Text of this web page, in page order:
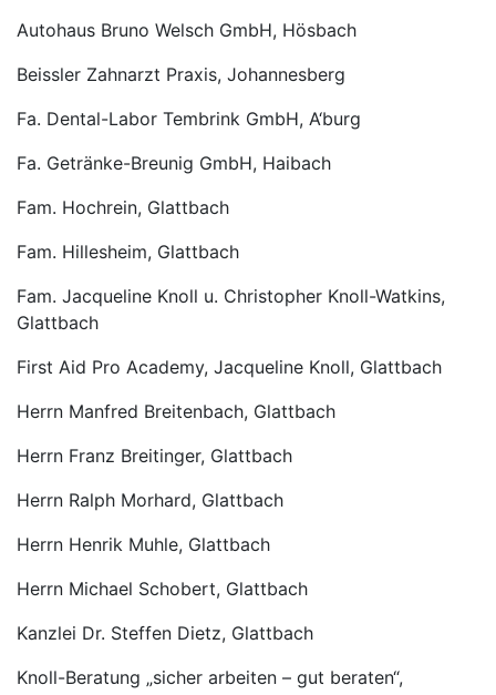
Autohaus Bruno Welsch GmbH, Hösbach
Beissler Zahnarzt Praxis, Johannesberg
Fa. Dental-Labor Tembrink GmbH, A‘burg
Fa. Getränke-Breunig GmbH, Haibach
Fam. Hochrein, Glattbach
Fam. Hillesheim, Glattbach
Fam. Jacqueline Knoll u. Christopher Knoll-Watkins,
Glattbach
First Aid Pro Academy, Jacqueline Knoll, Glattbach
Herrn Manfred Breitenbach, Glattbach
Herrn Franz Breitinger, Glattbach
Herrn Ralph Morhard, Glattbach
Herrn Henrik Muhle, Glattbach
Herrn Michael Schobert, Glattbach
Kanzlei Dr. Steffen Dietz, Glattbach
Knoll-Beratung „sicher arbeiten – gut beraten“,